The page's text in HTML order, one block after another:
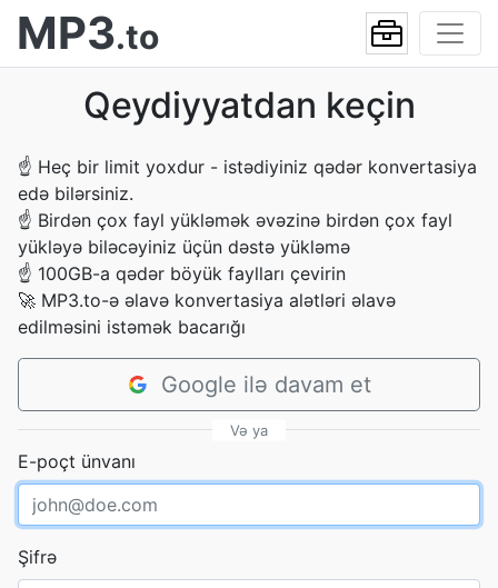
MP3.to
Qeydiyyatdan keçin
☝ Heç bir limit yoxdur - istədiyiniz qədər konvertasiya
edə bilərsiniz.
☝ Birdən çox fayl yükləmək əvəzinə birdən çox fayl
yükləyə biləcəyiniz üçün dəstə yükləmə
☝ 100GB-a qədər böyük faylları çevirin
🚀 MP3.to-ə əlavə konvertasiya alətləri əlavə
edilməsini istəmək bacarığı
Google ilə davam et
Və ya
E-poçt ünvanı
Şifrə